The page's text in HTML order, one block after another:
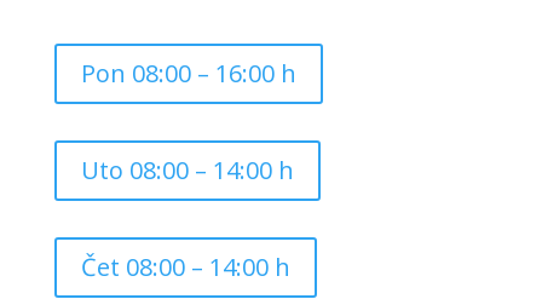
Pon 08:00 – 16:00 h
Uto 08:00 – 14:00 h
Čet 08:00 – 14:00 h